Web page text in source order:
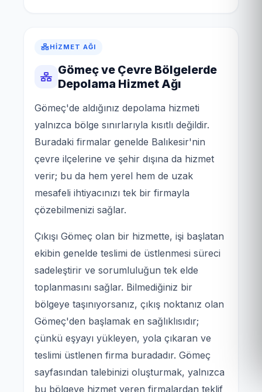
HIZMET AĞI
Gömeç ve Çevre Bölgelerde
Depolama Hizmet Ağı
Gömeç'de aldığınız depolama hizmeti
yalnızca bölge sınırlarıyla kısıtlı değildir.
Buradaki firmalar genelde Balıkesir'nin
çevre ilçelerine ve şehir dışına da hizmet
verir; bu da hem yerel hem de uzak
mesafeli ihtiyacınızı tek bir firmayla
çözebilmenizi sağlar.
Çıkışı Gömeç olan bir hizmette, işi başlatan
ekibin genelde teslimi de üstlenmesi süreci
sadeleştirir ve sorumluluğun tek elde
toplanmasını sağlar. Bilmediğiniz bir
bölgeye taşınıyorsanız, çıkış noktanız olan
Gömeç'den başlamak en sağlıklısıdır;
çünkü eşyayı yükleyen, yola çıkaran ve
teslimi üstlenen firma buradadır. Gömeç
sayfasından talebinizi oluşturmak, yalnızca
bu bölgeye hizmet veren firmalardan teklif